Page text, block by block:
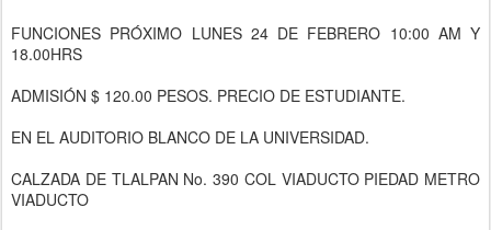
FUNCIONES PRÓXIMO LUNES 24 DE FEBRERO 10:00 AM Y
18.00HRS
ADMISIÓN $ 120.00 PESOS. PRECIO DE ESTUDIANTE.
EN EL AUDITORIO BLANCO DE LA UNIVERSIDAD.
CALZADA DE TLALPAN No. 390 COL VIADUCTO PIEDAD METRO
VIADUCTO